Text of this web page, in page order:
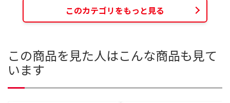
このカテゴリをもっと見る
この商品を見た人はこんな商品も見て
います